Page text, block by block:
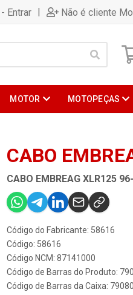
Entrar | Não é cliente
MOTOR MOTOPEÇAS
CABO
CABO EMBREAG XLR125
Código do Fabricante: 58616
Código: 58616
Código NCM: 87141000
Código de Barras do Produto:
Código de Barras da Caixa: